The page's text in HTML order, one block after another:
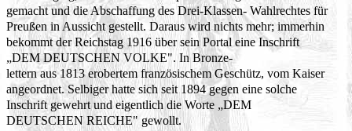
gemacht und die Abschaffung des Drei-Klassen- Wahlrechtes für
Preußen in Aussicht gestellt. Daraus wird nichts mehr; immerhin
bekommt der Reichstag 1916 über sein Portal eine Inschrift
„DEM DEUTSCHEN VOLKE". In Bronze-
lettern aus 1813 erobertem französischem Geschütz, vom Kaiser
angeordnet. Selbiger hatte sich seit 1894 gegen eine solche
Inschrift gewehrt und eigentlich die Worte „DEM
DEUTSCHEN REICHE" gewollt.